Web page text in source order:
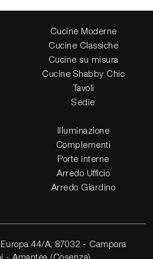
Cucine Moderne
Cucine Classiche
Cucine su misura
Cucine Shabby Chic
Tavoli
Sedie
Illuminazione
Complementi
Porte Interne
Arredo Ufficio
Arredo Giardino
44/A, 87032 - Campora